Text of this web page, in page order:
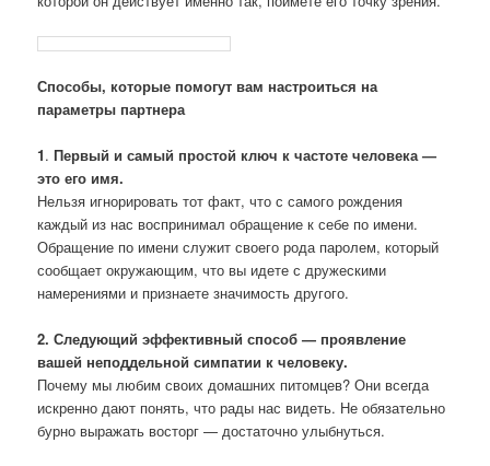
Способы, которые помогут вам настроиться на
параметры партнера
1.Первый и самый простой ключ к частоте человека —
это его имя.
Нельзя игнорировать тот факт, что с самого рождения
каждый из нас воспринимал обращение к себе по имени.
Обращение по имени служит своего рода паролем, который
сообщает окружающим, что вы идете с дружескими
намерениями и признаете значимость другого.
2. Следующий эффективный способ — проявление
вашей неподдельной симпатии к человеку.
Почему мы любим своих домашних питомцев? Они всегда
искренно дают понять, что рады нас видеть. Не обязательно
бурно выражать восторг — достаточно улыбнуться.